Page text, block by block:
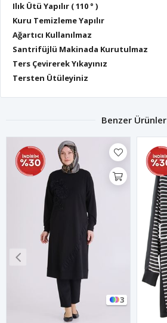
Ilık Ütü Yapılır ( 110 ° )
Kuru Temizleme Yapılır
Ağartıcı Kullanılmaz
Santrifüjlü Makinada Kurutulmaz
Ters Çevirerek Yıkayınız
Tersten Ütüleyiniz
Benzer Ürünler
3